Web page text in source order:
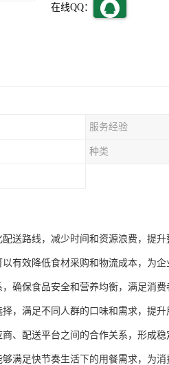
在线QQ：
服务经验
种类
送路线，减少时间和资源浪费，提升
有效降低食材采购和物流成本，为企
确保食品安全和营养均衡，满足消费
，满足不同人群的口味和需求，提升
、配送平台之间的合作关系，形成稳
满足快节奏生活下的用餐需求，为消